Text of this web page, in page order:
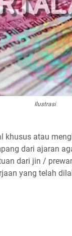
Ilustrasi
khusus atau
dari ajaran
dari jin /
yang telah